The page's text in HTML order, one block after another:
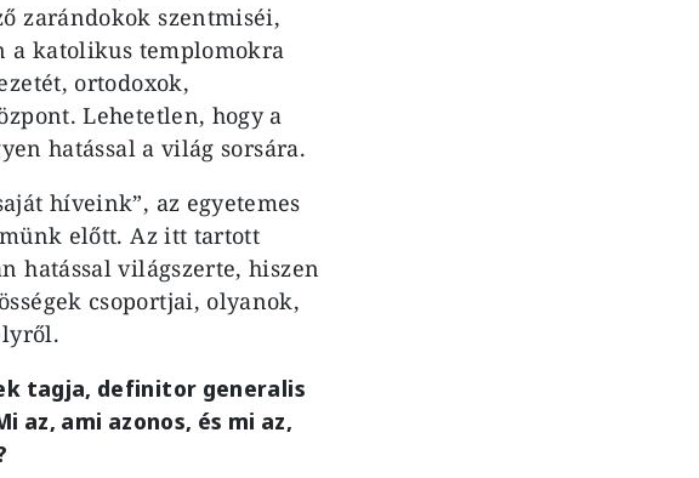
zarándokok szentmiséi,
a katolikus templomokra
ortodoxok,
Lehetetlen, hogy a
hatással a világ sorsára.
híveink”, az egyetemes
előtt. Az itt tartott
hatással világszerte, hiszen
csoportjai, olyanok,
tagja, definitor generalis
az, ami azonos, és mi az,